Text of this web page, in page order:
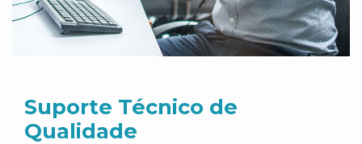
Suporte Técnico de
Qualidade